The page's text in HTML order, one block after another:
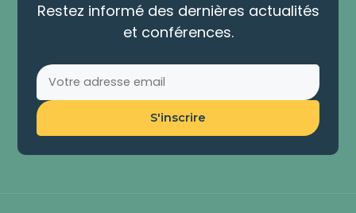
Restez informé des dernières actualités
et conférences.
S'inscrire